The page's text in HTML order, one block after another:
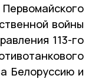
войны
113-го
Белоруссию и